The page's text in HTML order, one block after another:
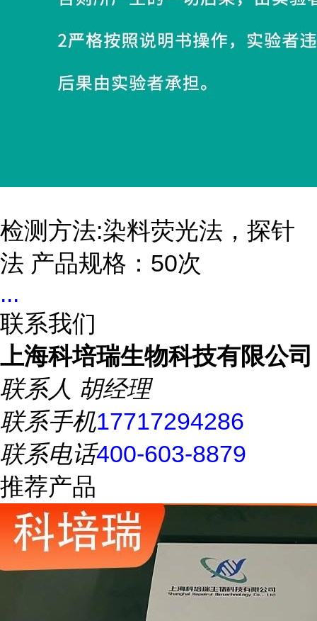
检测方法:染料荧光法，探针
法 产品规格：50次
...
联系我们
上海科培瑞生物科技有限公司
联系人 胡经理
联系手机17717294286
联系电话400-603-8879
推荐产品